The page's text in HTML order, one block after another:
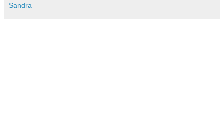
Sandra